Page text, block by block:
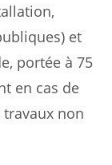
et
portée à 75
en cas de
non